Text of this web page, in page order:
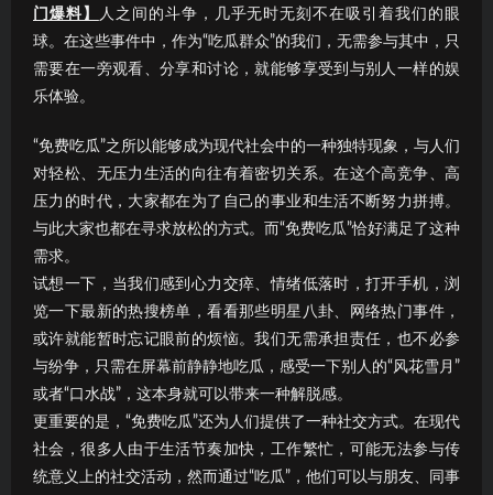
门爆料】
人之间的斗争，几乎无时无刻不在吸引着我们的眼
球。在这些事件中，作为“吃瓜群众”的我们，无需参与其中，只
需要在一旁观看、分享和讨论，就能够享受到与别人一样的娱
乐体验。
“免费吃瓜”之所以能够成为现代社会中的一种独特现象，与人们
对轻松、无压力生活的向往有着密切关系。在这个高竞争、高
压力的时代，大家都在为了自己的事业和生活不断努力拼搏。
与此大家也都在寻求放松的方式。而“免费吃瓜”恰好满足了这种
需求。
试想一下，当我们感到心力交瘁、情绪低落时，打开手机，浏
览一下最新的热搜榜单，看看那些明星八卦、网络热门事件，
或许就能暂时忘记眼前的烦恼。我们无需承担责任，也不必参
与纷争，只需在屏幕前静静地吃瓜，感受一下别人的“风花雪月”
或者“口水战”，这本身就可以带来一种解脱感。
更重要的是，“免费吃瓜”还为人们提供了一种社交方式。在现代
社会，很多人由于生活节奏加快，工作繁忙，可能无法参与传
统意义上的社交活动，然而通过“吃瓜”，他们可以与朋友、同事